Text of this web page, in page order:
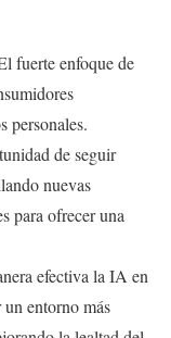
fuerte enfoque de
personales.
de seguir
nuevas
para ofrecer una
efectiva la IA en
un entorno más